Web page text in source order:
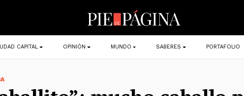
CAPITAL OPINIÓN MUNDO SABERES PORTAFOLIO